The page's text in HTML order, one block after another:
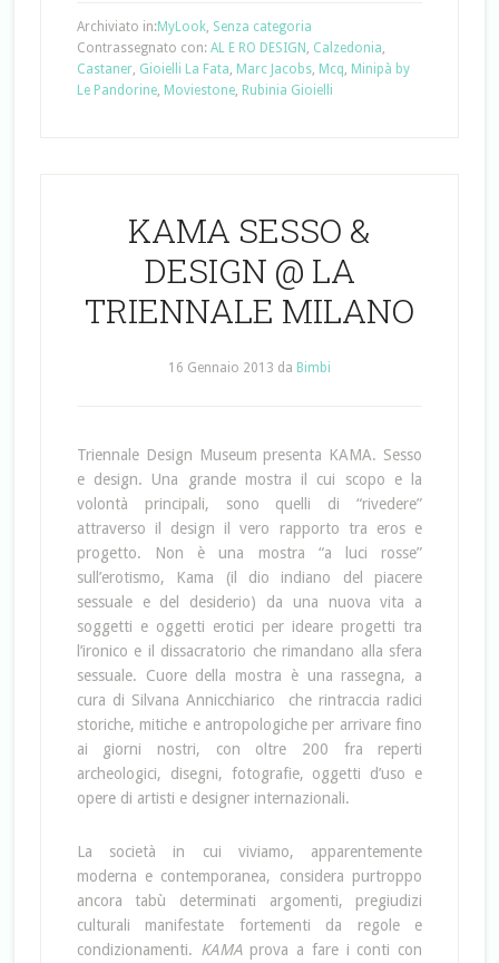
Archiviato in:MyLook, Senza categoria
Contrassegnato con: AL E RO DESIGN Calzedonia
Castaner, Gioielli La Fata Marc Jacobs, Mcq Minipà by
Le Pandorine, Moviestone, Rubinia Gioielli
KAMA SESSO &
DESIGN @ LA
TRIENNALE MILANO
16 Gennaio 2013 da Bimbi
Triennale Design Museum presenta KAMA. Sesso
e design. Una grande mostra il cui scopo e la
volontà principali, sono quelli di “rivedere”
attraverso il design il vero rapporto tra eros e
progetto. Non è una mostra “a luci rosse”
sull’erotismo, Kama (il dio indiano del piacere
sessuale e del desiderio) da una nuova vita a
soggetti e oggetti erotici per ideare progetti tra
l’ironico e il dissacratorio che rimandano alla sfera
sessuale. Cuore della mostra è una rassegna, a
cura di Silvana Annicchiarico che rintraccia radici
storiche, mitiche e antropologiche per arrivare fino
ai giorni nostri, con oltre 200 fra reperti
archeologici, disegni, fotografie, oggetti d’uso e
opere di artisti e designer internazionali.
La società in cui viviamo, apparentemente
moderna e contemporanea, considera purtroppo
ancora tabù determinati argomenti, pregiudizi
culturali manifestate fortementi da regole e
condizionamenti. KAMAprova a fare i conti con